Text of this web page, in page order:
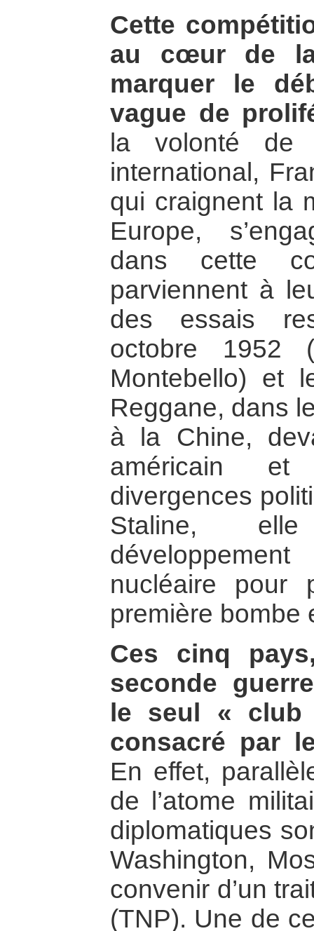
Cette
au cœur de
marquer le
vague de
la volonté de
international,
qui craignent la
Europe,
dans cette
parviennent à
des essais
octobre 1952
Montebello) et
Reggane, dans
à la Chine,
américain
divergences
Staline,
nucléaire pour
première bombe
Ces cinq
seconde
le seul « club
consacré par
En effet,
de l’atome
diplomatiques
Washington,
convenir d’un
(TNP). Une de